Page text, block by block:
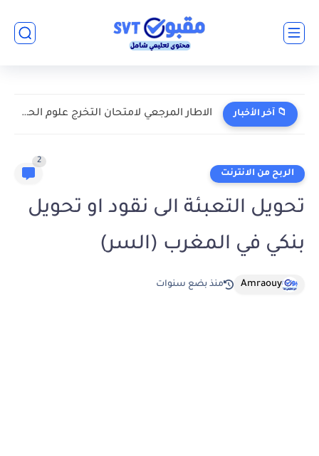
📁 آخر الأخبار الاطار المرجعي لامتحان التخرج علوم الحياة والأرض 2026
الربح من الانترنت
2
تحويل التعبئة الى نقود او تحويل
بنكي في المغرب (السر)
Amraouy منذ بضع سنوات